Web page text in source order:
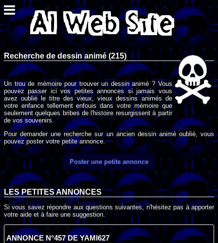
Recherche de dessin animé (215)
Un trou de mémoire pour trouver un dessin animé ? Vous
pouvez passer ici vos petites annonces si jamais vous
avez oublié le titre des vieux, vieux dessins animés de
votre enfance tellement enfouis dans votre mémoire que
seulement quelques bribes de l'histoire resurgissent à partir
de vos souvenirs.
Pour demander une recherche sur un ancien dessin animé oublié, vous
pouvez poster votre petite annonce.
Poster une petite annonce
LES PETITES ANNONCES
Si vous savez répondre aux questions suivantes, n'hésitez pas à apporter
votre aide et à faire une suggestion.
ANNONCE N°457 DE YAMI627